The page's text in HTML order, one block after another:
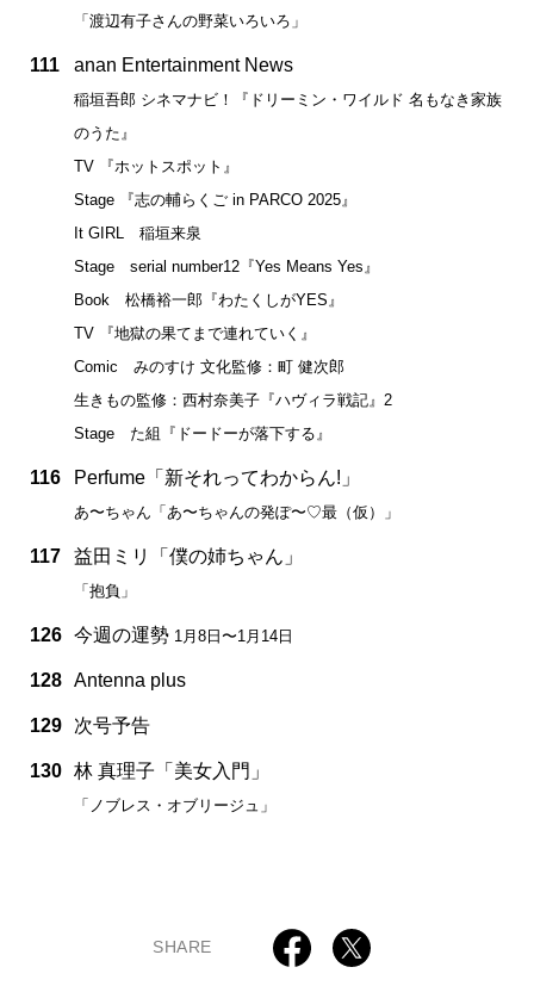
「渡辺有子さんの野菜いろいろ」
111 anan Entertainment News
稲垣吾郎 シネマナビ！『ドリーミン・ワイルド 名もなき家族
のうた』
TV 『ホットスポット』
Stage 『志の輔らくご in PARCO 2025』
It GIRL 稲垣来泉
Stage serial number12『Yes Means Yes』
Book 松橋裕一郎『わたくしがYES』
TV 『地獄の果てまで連れていく』
Comic みのすけ 文化監修：町 健次郎
生きもの監修：西村奈美子『ハヴィラ戦記』2
Stage た組『ドードーが落下する』
116 Perfume「新それってわからん!」
あ〜ちゃん「あ〜ちゃんの発ぽ〜♡最（仮）」
117 益田ミリ「僕の姉ちゃん」
「抱負」
126 今週の運勢 1月8日〜1月14日
128 Antenna plus
129 次号予告
130 林 真理子「美女入門」
「ノブレス・オブリージュ」
SHARE